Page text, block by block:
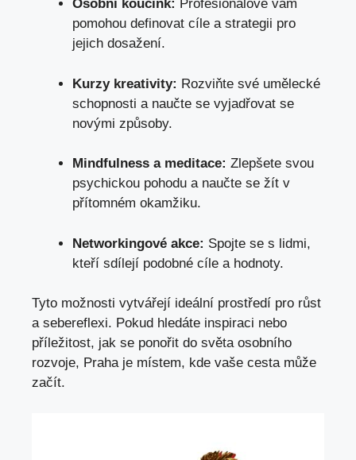
Osobní koučink: Profesionálové vám
pomohou definovat cíle a strategii pro
jejich dosažení.
Kurzy kreativity: Rozviňte své umělecké
schopnosti a naučte se vyjadřovat se
novými způsoby.
Mindfulness a meditace: Zlepšete svou
psychickou pohodu a naučte se žít v
přítomném okamžiku.
Networkingové akce: Spojte se s lidmi,
kteří sdílejí podobné cíle a hodnoty.
Tyto možnosti vytvářejí ideální prostředí pro růst
a sebereflexi. Pokud hledáte inspiraci nebo
příležitost, jak se ponořit do světa osobního
rozvoje, Praha je místem, kde vaše cesta může
začít.